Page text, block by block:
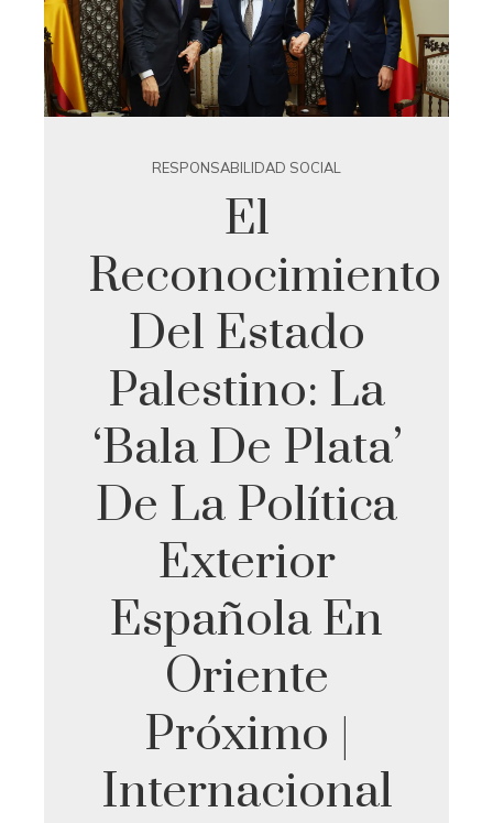
RESPONSABILIDAD SOCIAL
El
Reconocimiento
Del Estado
Palestino: La
‘bala De Plata’
De La Política
Exterior
Española En
Oriente
Próximo |
Internacional